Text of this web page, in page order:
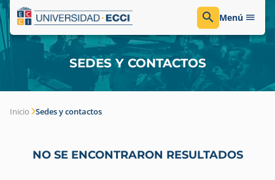
Menú
SEDES Y CONTACTOS
Inicio Sedes y contactos
NO SE ENCONTRARON RESULTADOS